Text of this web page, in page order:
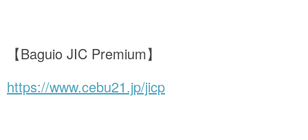
【Baguio JIC Premium】
https://www.cebu21.jp/jicp